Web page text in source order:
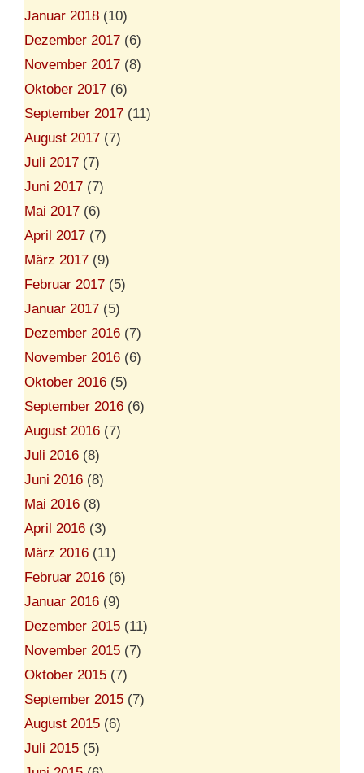
Januar 2018 (10)
Dezember 2017 (6)
November 2017 (8)
Oktober 2017 (6)
September 2017 (11)
August 2017 (7)
Juli 2017 (7)
Juni 2017 (7)
Mai 2017 (6)
April 2017 (7)
März 2017 (9)
Februar 2017 (5)
Januar 2017 (5)
Dezember 2016 (7)
November 2016 (6)
Oktober 2016 (5)
September 2016 (6)
August 2016 (7)
Juli 2016 (8)
Juni 2016 (8)
Mai 2016 (8)
April 2016 (3)
März 2016 (11)
Februar 2016 (6)
Januar 2016 (9)
Dezember 2015 (11)
November 2015 (7)
Oktober 2015 (7)
September 2015 (7)
August 2015 (6)
Juli 2015 (5)